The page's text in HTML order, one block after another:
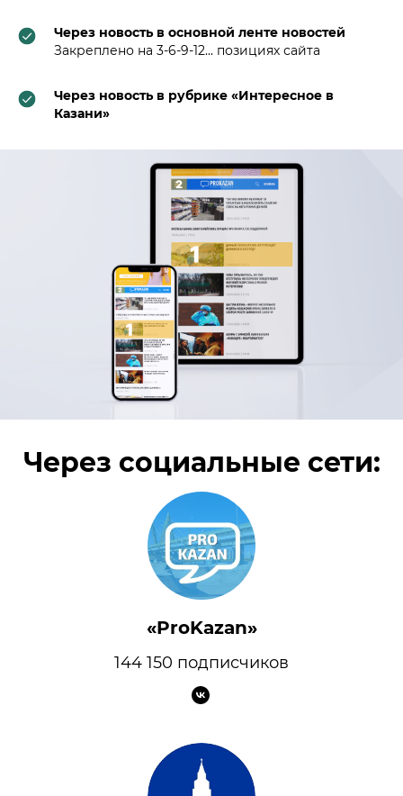
Через новость в основной ленте новостей
Закреплено на 3-6-9-12... позициях сайта
Через новость в рубрике «Интересное в
Казани»
Через социальные сети:
«ProKazan»
144 150 подписчиков